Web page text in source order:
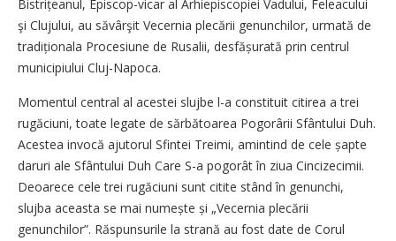
Bistrițeanul, Episcop-vicar al Arhiepiscopiei Vadului, Feleacului
şi Clujului, au săvârşit Vecernia plecării genunchilor, urmată de
tradiționala Procesiune de Rusalii, desfășurată prin centrul
municipiului Cluj-Napoca.
Momentul central al acestei slujbe l-a constituit citirea a trei
rugăciuni, toate legate de sărbă­toarea Pogorârii Sfântului Duh.
Acestea invocă ajutorul Sfintei Treimi, amintind de cele șapte
daruri ale Sfântului Duh Care S-a pogorât în ziua Cincizecimii.
Deoarece cele trei rugăciuni sunt citite stând în genunchi,
slujba aceasta se mai numește și „Vecernia plecării
genunchilor”. Răspunsurile la strană au fost date de Corul